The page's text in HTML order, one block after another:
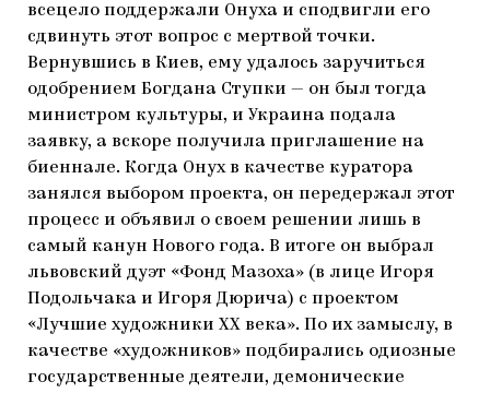
всецело поддержали Онуха и сподвигли его
сдвинуть этот вопрос с мертвой точки.
Вернувшись в Киев, ему удалось заручиться
одобрением Богдана Ступки — он был тогда
министром культуры, и Украина подала
заявку, а вскоре получила приглашение на
биеннале. Когда Онух в качестве куратора
занялся выбором проекта, он передержал этот
процесс и объявил о своем решении лишь в
самый канун Нового года. В итоге он выбрал
львовский дуэт «Фонд Мазоха» (в лице Игоря
Подольчака и Игоря Дюрича) с проектом
«Лучшие художники ХХ века». По их замыслу, в
качестве «художников» подбирались одиозные
государственные деятели, демонические